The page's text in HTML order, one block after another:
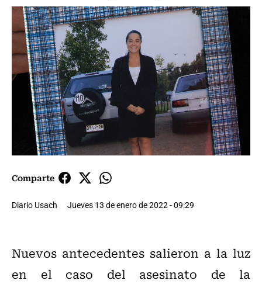
Comparte
Diario Usach Jueves 13 de enero de 2022 - 09:29
Nuevos antecedentes salieron a la luz
en el caso del asesinato de la